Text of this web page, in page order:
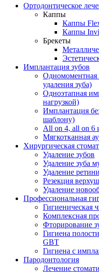
Ортодонтическое
Каппы
Каппы
Каппы
Брекеты
Имплантация зубов
Одномоментная
удаления зуба)
Одноэтапная
нагрузкой)
Имплантация
шаблону)
All on 4, all on 6
Мягкотканная
Хирургическая
Удаление зубов
Удаление зуба
Удаление
Резекция
Удаление
Профессиональная
Гигиеническая
Комплексная
Фторирование
Гигиена
GBT
Гигиена с
Пародонтология
Лечение